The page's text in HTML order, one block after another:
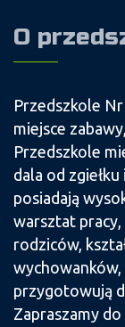
O
Przedszkole
miejsce
Przedszkole
dala od
posiadają
warsztat
rodziców,
przygotowują
Zapraszamy